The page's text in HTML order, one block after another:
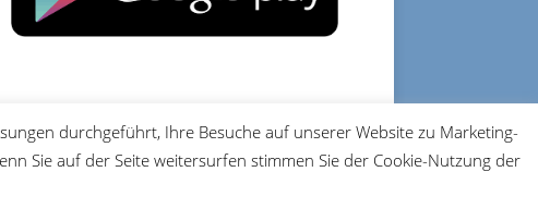
DATENSCHUTZ IMPRESSUM
durchgeführt, Ihre Besuche auf unserer Website zu Marketing-
Sie auf der Seite weitersurfen stimmen Sie der Cookie-Nutzung der